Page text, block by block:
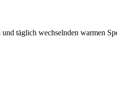
täglich wechselnden warmen